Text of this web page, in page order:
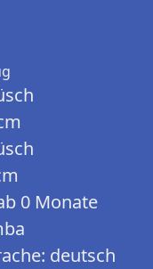
0 Monate
deutsch